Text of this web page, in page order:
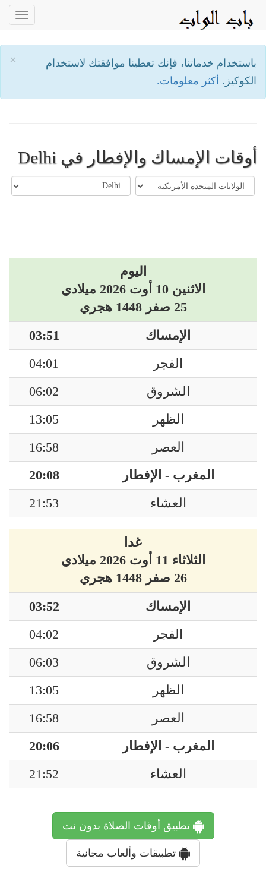
×
باستخدام خدماتنا، فإنك تعطينا موافقتك لاستخدام
الكوكيز. أكثر معلومات.
أوقات الإمساك والإفطار في Delhi
اليوم
الاثنين 10 أوت 2026 ميلادي
25 صفر 1448 هجري
الإمساك
03:51
الفجر
04:01
الشروق
06:02
الظهر
13:05
العصر
16:58
المغرب - الإفطار
20:08
العشاء
21:53
غدا
الثلاثاء 11 أوت 2026 ميلادي
26 صفر 1448 هجري
الإمساك
03:52
الفجر
04:02
الشروق
06:03
الظهر
13:05
العصر
16:58
المغرب - الإفطار
20:06
العشاء
21:52
تطبيق أوقات الصلاة بدون نت
تطبيقات وألعاب مجانية